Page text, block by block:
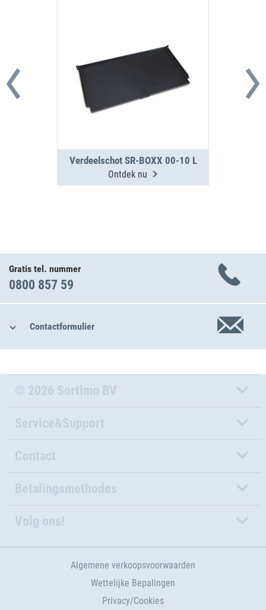
Verdeelschot SR-BOXX 00-10 L
Ontdek nu
Gratis tel. nummer
0800 857 59
Contactformulier
© 2026 Sortimo BV
Service&Support
Contact
Betalingsmethodes
Volg ons!
Algemene verkoopsvoorwaarden
Wettelijke Bepalingen
Privacy/Cookies